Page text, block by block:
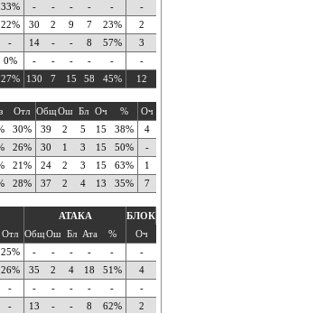
33% - - - - - -
22% 30 2 9 7 23% 2
- 14 - - 8 57% 3
0% - - - - - -
27% 130 7 15 58 45% 12
Отл ОбщОш Бл Оч % Оч
30% 39 2 5 15 38% 4
26% 30 1 3 15 50% -
21% 24 2 3 15 63% 1
28% 37 2 4 13 35% 7
АТАКА
БЛОК
Отл ОбщОш Бл Ата % Оч
25% - - - - - -
26% 35 2 4 18 51% 4
- - - - - - -
- 13 - - 8 62% 2